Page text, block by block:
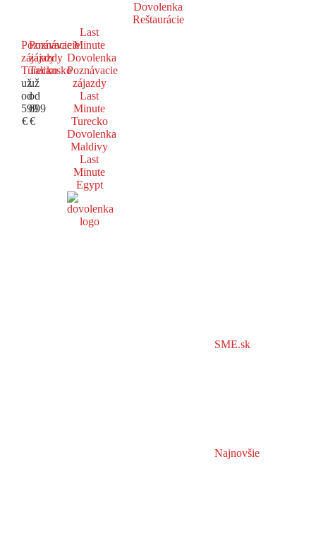
Dovolenka
Reštaurácie
Poznávacie
zájazdy
Turecko
už
od
599
€
Poznávacie
zájazdy
Taliansko
už
od
699
€
Last
Minute
Dovolenka
Poznávacie
zájazdy
Last
Minute
Turecko
Dovolenka
Maldivy
Last
Minute
Egypt
SME.sk
Najnovšie